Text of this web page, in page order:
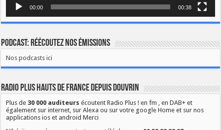
00:00 00:38
Podcast: Réécoutez nos émissions
Nos podcasts ici
Radio Plus Hauts de France depuis Douvrin
Plus de30 000 auditeurs écoutent Radio Plus ! en fm , en DAB+ et
également sur internet, sur Alexa ou sur votre google Home et sur nos
applications ios et android Merci